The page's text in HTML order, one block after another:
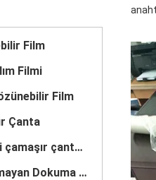
Film
Filmi
Film
Çanta
suda çözünen kirli çamaşır çantaları
Suda Çözünür Olmayan Dokuma Kumaş